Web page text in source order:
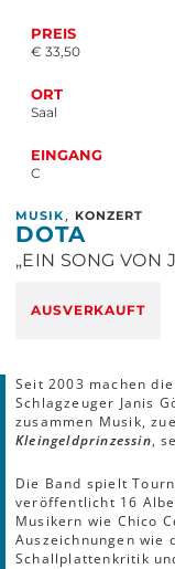
PREIS
€ 33,50
ORT
Saal
EINGANG
C
MUSIK , KONZERT
DOTA
„EIN SONG VON
AUSVERKAUFT
Seit 2003 machen
Schlagzeuger Janis
zusammen Musik,
Kleingeldprinzessin,
Die Band spielt
veröffentlicht 16
Musikern wie Chico
Auszeichnungen wie
Schallplattenkritik